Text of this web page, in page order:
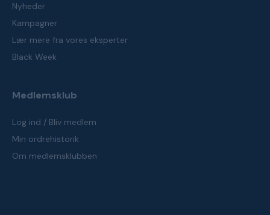
Nyheder
Kampagner
Lær mere fra vores eksperter
Black Week
Medlemsklub
Log ind / Bliv medlem
Min ordrehistorik
Om medlemsklubben